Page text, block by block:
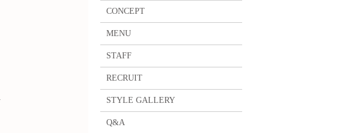
CONCEPT
MENU
STAFF
RECRUIT
STYLE GALLERY
Q&A